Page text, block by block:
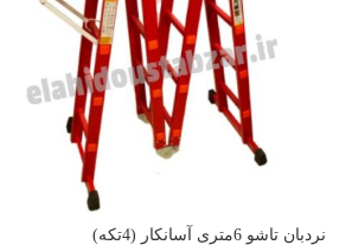
نردبان تاشو 6متری آسانکار (4تکه)